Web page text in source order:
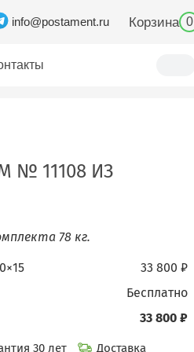
info@postament.ru Корзина 0
№ 11108 ИЗ
78 кг.
33 800 ₽
бесплатно
33 800 ₽
30 лет Доставка